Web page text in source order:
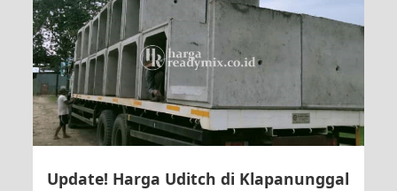
Update! Harga Uditch di Klapanunggal